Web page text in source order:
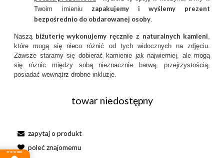
Twoim imieniuzapakujemy i wyślemy prezent
bezpośrednio do obdarowanej osoby.
Naszą biżuterię wykonujemy ręcznie z naturalnych kamieni,
które mogą się nieco różnić od tych widocznych na zdjęciu.
Zawsze staramy się dobierać kamienie jak najwierniej, ale mogą
się różnic między sobą nieznacznie barwą, przejrzystością,
posiadać wewnątrz drobne inkluzje.
towar niedostępny
zapytaj o produkt
poleć znajomemu